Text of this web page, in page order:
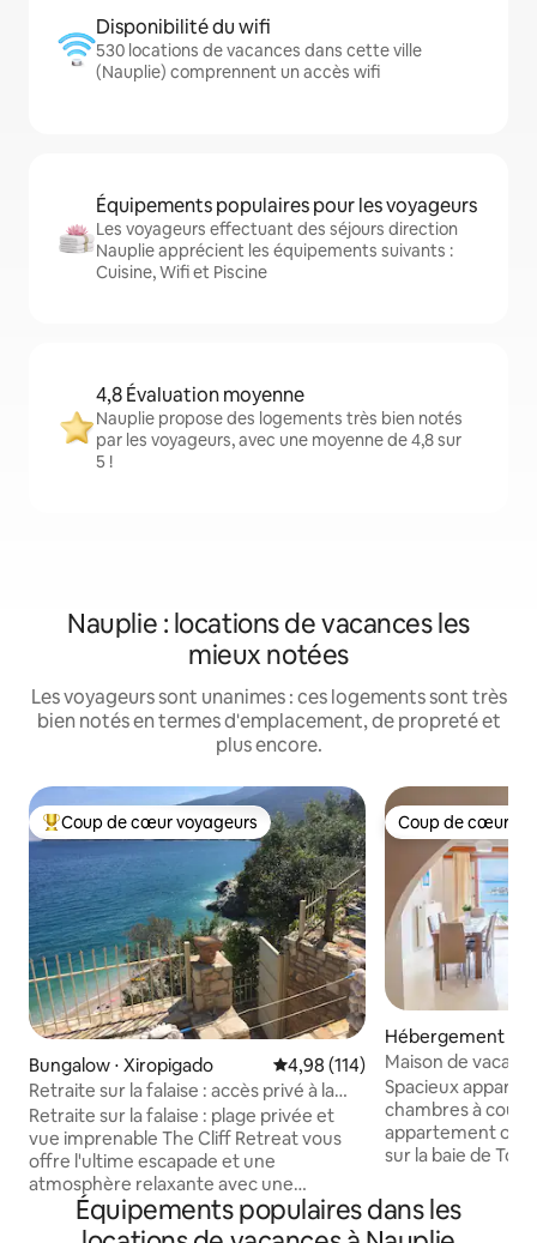
Disponibilité du wifi
530 locations de vacances dans cette ville
(Nauplie) comprennent un accès wifi
Équipements populaires pour les voyageurs
Les voyageurs effectuant des séjours direction
Nauplie apprécient les équipements suivants :
Cuisine, Wifi et Piscine
4,8 Évaluation moyenne
Nauplie propose des logements très bien notés
par les voyageurs, avec une moyenne de 4,8 sur
5 !
Nauplie : locations de vacances les
mieux notées
Les voyageurs sont unanimes : ces logements sont très
bien notés en termes d'emplacement, de propreté et
plus encore.
Coups de cœur voyageurs les plus appréciés
Coup de cœur voyageurs
Bungalow ⋅ Xiropigado Évaluation moyenne sur la
4,98 (114)
Retraite sur la falaise : accès privé à la
plage, vue sur la mer
Retraite sur la falaise : plage privée et
vue imprenable The Cliff Retreat vous
offre l'ultime escapade et une
atmosphère relaxante avec une
magnifique vue à 180 degrés sur le golfe
d'Argolique. Une expérience
Coup de cœur
Coup de cœur
Hébergement ⋅
Maison de
panoramique sur
Spacieux
chambres à
appartement
sur la baie de
quelques
y a la
Équipements populaires dans les